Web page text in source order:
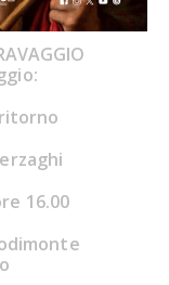
16.00